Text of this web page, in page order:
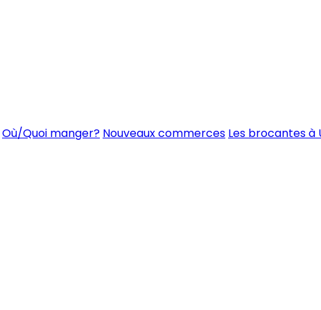
Où/Quoi manger? Nouveaux commerces Les brocantes à